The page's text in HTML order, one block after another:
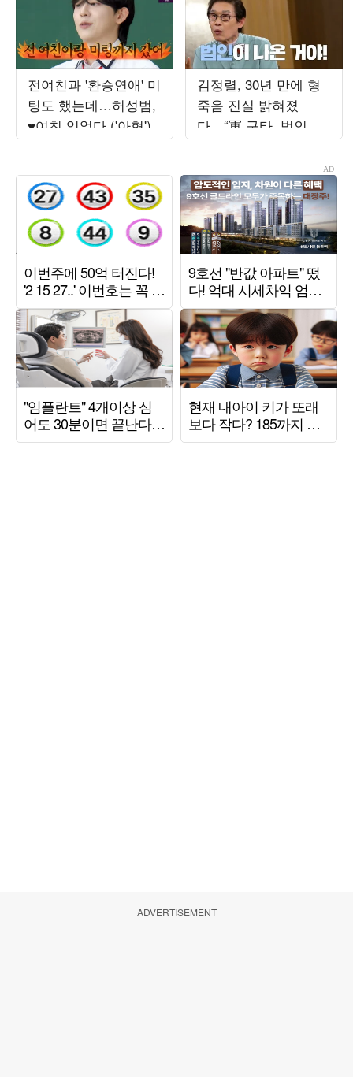
전여친과 '환승연애' 미
팅도 했는데…허성범,
♥여친 있었다 ('아형')
김정렬, 30년 만에 형
죽음 진실 밝혀졌
다…“軍 구타, 범인이
사죄” (‘데이앤나잇’)
ADVERTISEMENT